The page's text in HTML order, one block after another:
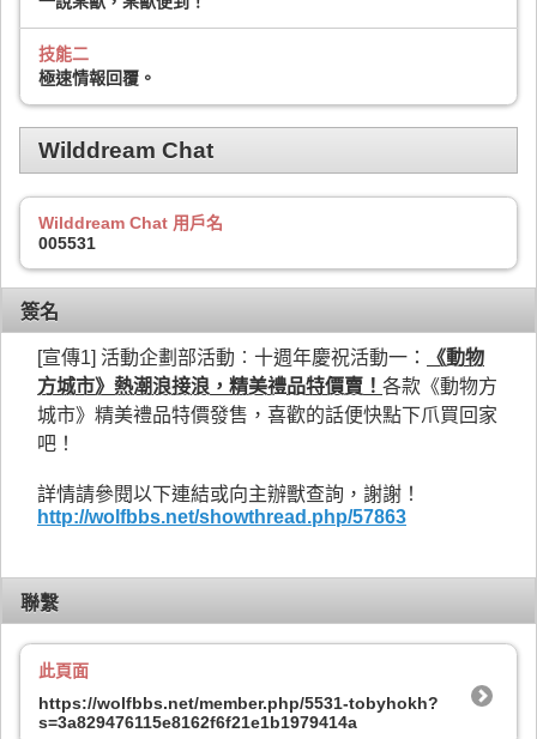
技能二
極速情報回覆。
Wilddream Chat
Wilddream Chat 用戶名
005531
簽名
[宣傳1] 活動企劃部活動︰十週年慶祝活動一：
《動物
方城市》熱潮浪接浪，精美禮品特價賣！ 各款《動物方
城市》精美禮品特價發售，喜歡的話便快點下爪買回家
吧！
詳情請參閱以下連結或向主辦獸查詢，謝謝！
http://wolfbbs.net/showthread.php/57863
聯繫
此頁面
https://wolfbbs.net/member.php/5531-tobyhokh?
s=3a829476115e8162f6f21e1b1979414a